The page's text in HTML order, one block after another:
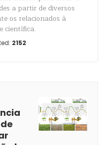
a partir de diversos
os relacionados à
científica.
2152